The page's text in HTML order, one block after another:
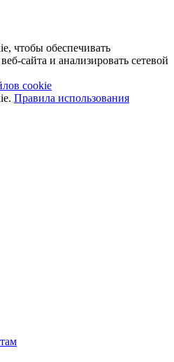
чтобы обеспечивать
сайта и анализировать сетевой
cookie
Правила использования